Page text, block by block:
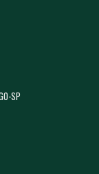
SP